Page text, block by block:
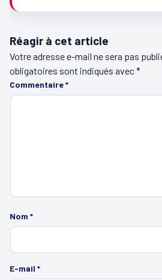
Réagir à cet article
Votre adresse e-mail ne sera pas
obligatoires sont indiqués avec*
Commentaire*
Nom *
E-mail *